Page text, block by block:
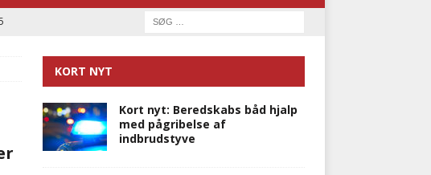
KORT NYT
Kort nyt: Beredskabs båd hjalp
med pågribelse af
indbrudstyve